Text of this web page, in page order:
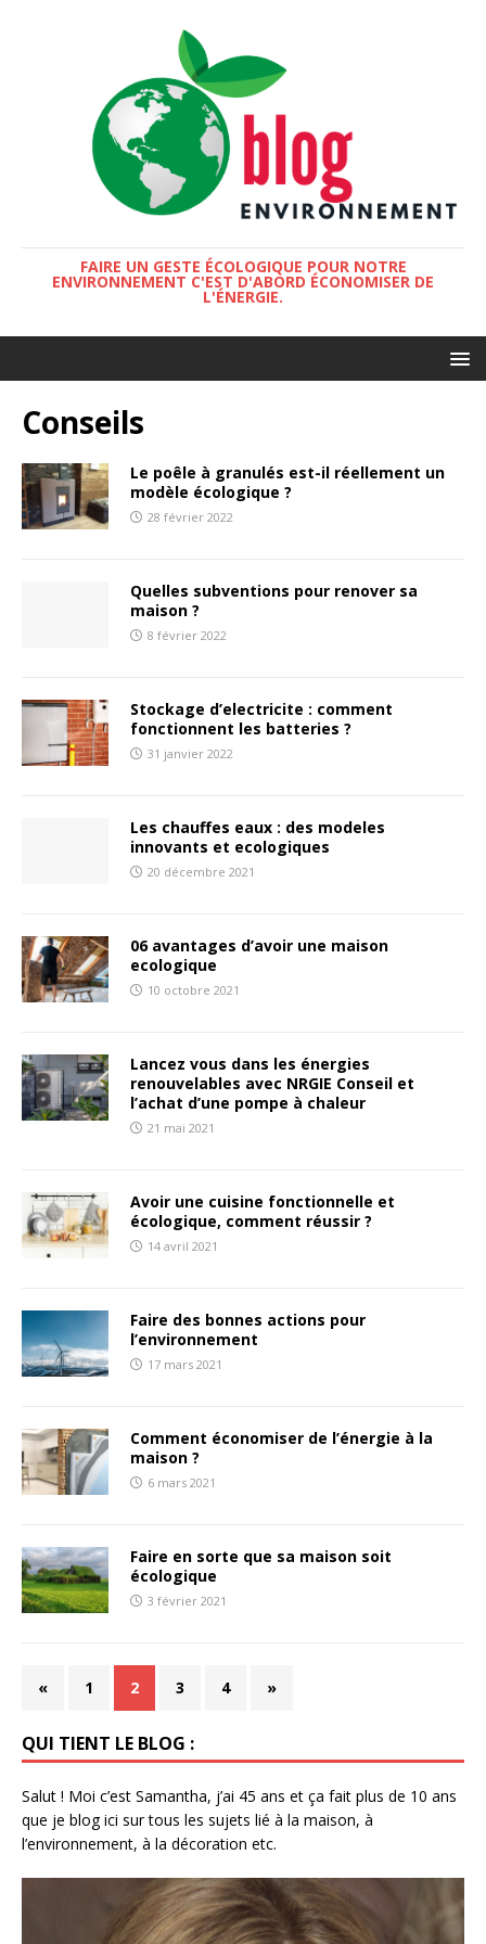
FAIRE UN GESTE ÉCOLOGIQUE POUR NOTRE
ENVIRONNEMENT C'EST D'ABORD ÉCONOMISER DE
L'ÉNERGIE.
Conseils
Le poêle à granulés est-il réellement un
modèle écologique ?
28 février 2022
Quelles subventions pour renover sa
maison ?
8 février 2022
Stockage d’electricite : comment
fonctionnent les batteries ?
31 janvier 2022
Les chauffes eaux : des modeles
innovants et ecologiques
20 décembre 2021
06 avantages d’avoir une maison
ecologique
10 octobre 2021
Lancez vous dans les énergies
renouvelables avec NRGIE Conseil et
l’achat d’une pompe à chaleur
21 mai 2021
Avoir une cuisine fonctionnelle et
écologique, comment réussir ?
14 avril 2021
Faire des bonnes actions pour
l’environnement
17 mars 2021
Comment économiser de l’énergie à la
maison ?
6 mars 2021
Faire en sorte que sa maison soit
écologique
3 février 2021
« 1 2 3 4 »
QUI TIENT LE BLOG :
Salut ! Moi c’est Samantha, j’ai 45 ans et ça fait plus de 10 ans
que je blog ici sur tous les sujets lié à la maison, à
l’environnement, à la décoration etc.